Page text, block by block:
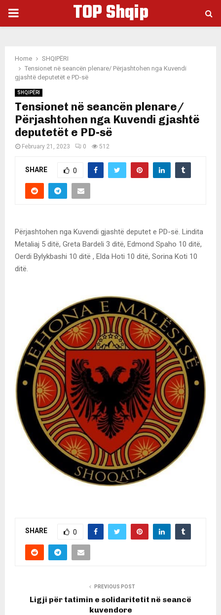
PRIMARY
TOP Shqip
Home
SHQIPËRI
Tensionet në seancën plenare/ Përjashtohen nga Kuvendi
gjashtë deputetët e PD-së
SHQIPËRI
Tensionet në seancën plenare/
Përjashtohen nga Kuvendi gjashtë
deputetët e PD-së
February 21, 2023 0 512
SHARE 0
Përjashtohen nga Kuvendi gjashtë deputet e PD-së. Lindita
Metaliaj 5 ditë, Greta Bardeli 3 ditë, Edmond Spaho 10 ditë,
Oerdi Bylykbashi 10 ditë , Elda Hoti 10 ditë, Sorina Koti 10
ditë.
SHARE 0
PREVIOUS POST
Ligji për tatimin e solidaritetit në seancë
kuvendore